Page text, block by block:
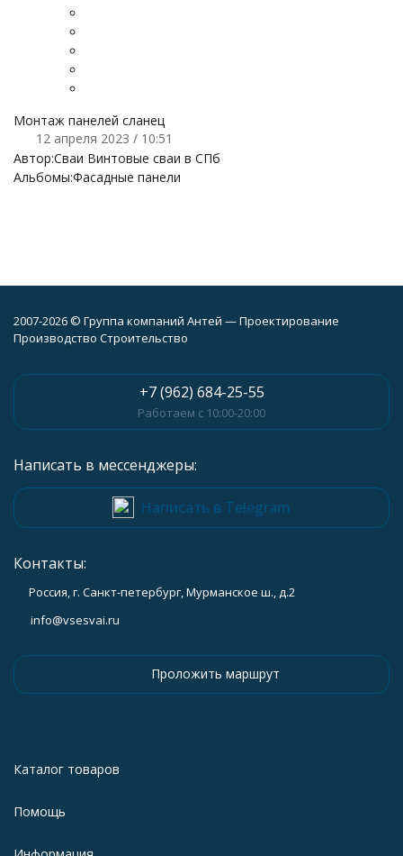
Монтаж панелей сланец
12 апреля 2023 / 10:51
Автор:Сваи Винтовые сваи в СПб
Альбомы:Фасадные панели
2007-2026 © Группа компаний Антей — Проектирование
Производство Строительство
+7 (962) 684-25-55
Работаем с 10:00-20:00
Написать в мессенджеры:
Написать в Telegram
Контакты:
Россия, г. Санкт-петербург, Мурманское ш., д.2
info@vsesvai.ru
Проложить маршрут
Каталог товаров
Помощь